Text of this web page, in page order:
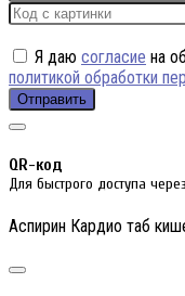
Я даю согласие на
политикой обработки
Отправить
QR-код
Для быстрого доступа
Аспирин Кардио таб